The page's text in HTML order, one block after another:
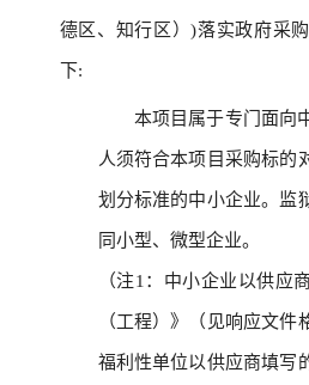
德区、知行区）)落实政府采
下:
本项目属于专门面向
人须符合本项目采购标的
划分标准的中小企业。监
同小型、微型企业。
（注1：中小企业以供应
（工程）》（见响应文件
福利性单位以供应商填写